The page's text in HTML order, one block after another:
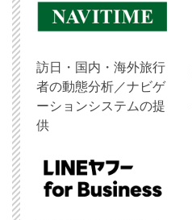
訪日・国内・海外旅行
者の動態分析／ナビゲ
ーションシステムの提
供